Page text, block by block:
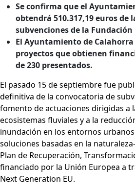
Se confirma que el
obtendrá 510.317,19 euros de
subvenciones de la Fundación
El Ayuntamiento de Calahorra
proyectos que obtienen
de 230 presentados.
El pasado 15 de septiembre fue
definitiva de la convocatoria de
fomento de actuaciones dirigidas a
ecosistemas fluviales y a la
inundación en los entornos
soluciones basadas en la
Plan de Recuperación,
financiado por la Unión Europea a
Next Generation EU.